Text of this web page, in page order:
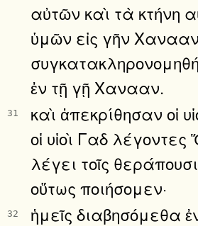
αὐτῶν καὶ τὰ κτήνη
ὑμῶν εἰς γῆν
ἐν τῇ γῇ Χανααν.
31
καὶ ἀπεκρίθησαν οἱ
οἱ υἱοὶ Γαδ
λέγει τοῖς
οὕτως ποιήσομεν·
32
ἡμεῖς διαβησόμεθα